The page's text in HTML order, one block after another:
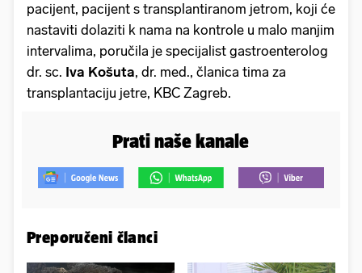
pacijent, pacijent s transplantiranom jetrom, koji će
nastaviti dolaziti k nama na kontrole u malo manjim
intervalima, poručila je specijalist gastroenterolog
dr. sc. Iva Košuta, dr. med., članica tima za
transplantaciju jetre, KBC Zagreb.
Prati naše kanale
Preporučeni članci